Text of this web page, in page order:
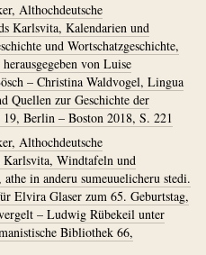
Althochdeutsche
Karlsvita, Kalendarien und
und Wortschatzgeschichte,
von Luise
– Christina Waldvogel, Lingua
Quellen zur Geschichte der
Berlin – Boston 2018, S. 221
Althochdeutsche
Karlsvita, Windtafeln und
in anderu sumeuuelicheru stedi.
Elvira Glaser zum 65. Geburtstag,
– Ludwig Rübekeil unter
Bibliothek 66,